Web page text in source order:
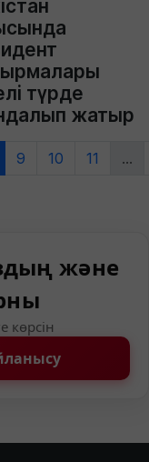
түрде
жатыр
9 10 11 ...
және
көрсін